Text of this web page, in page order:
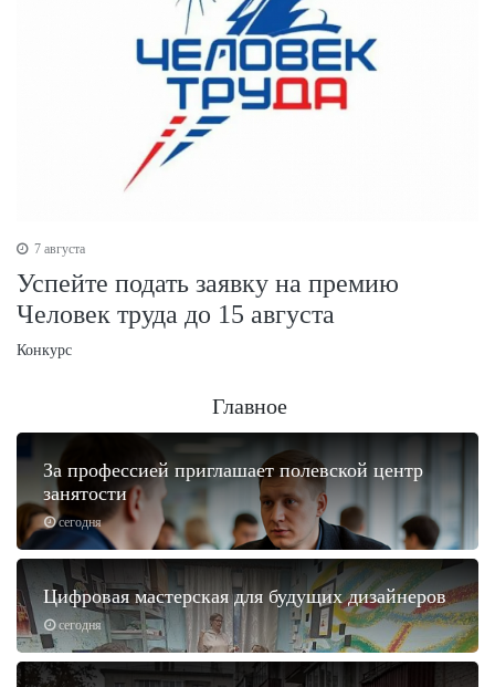
7 августа
Успейте подать заявку на премию
Человек труда до 15 августа
Конкурс
Главное
сегодня
За профессией приглашает полевской центр
занятости
сегодня
Цифровая мастерская для будущих дизайнеров